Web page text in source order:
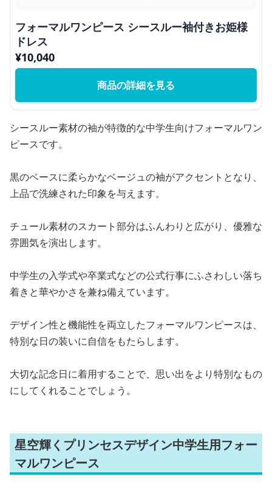
フォーマルワンピース シースルー袖付きお姫様
ドレス
¥10,040
商品の詳細を見る
シースルー素材の袖が特徴的な中学生向けフォーマルワン
ピースです。
黒のベースに柔らかなベージュの袖がアクセントとなり、
上品で洗練された印象を与えます。
チュール素材のスカート部分はふんわりと広がり、優雅な
雰囲気を演出します。
中学生の入学式や卒業式などの公式行事にふさわしい落ち
着きと華やかさを兼ね備えています。
デザイン性と機能性を両立したフォーマルワンピースは、
特別な日の装いに自信をもたらします。
大切な記念日に着用することで、思い出をより特別なもの
にしてくれることでしょう。
星空輝くプリンセスデザイン中学生用フォー
マルワンピース